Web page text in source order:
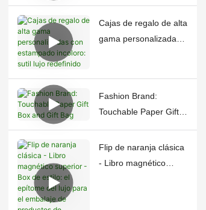
Cajas de regalo de alta
gama personalizadas
Fashion Brand:
Touchable Paper Gift
Box and Gift Bag
Flip de naranja clásica
- Libro magnético